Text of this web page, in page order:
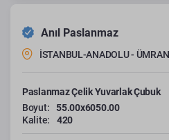
Anıl Paslanmaz
İSTANBUL-ANADOLU -
Paslanmaz Çelik Yuvarlak Çubuk
Boyut:
55.00x6050.00
Kalite:
420